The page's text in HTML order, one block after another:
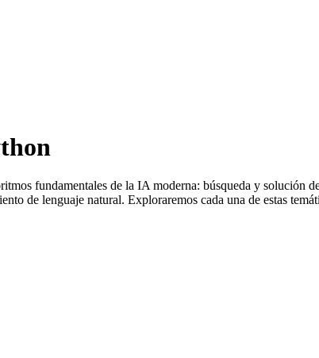
fundamentales de la IA moderna: búsqueda y solución
de lenguaje natural. Exploraremos cada una de estas